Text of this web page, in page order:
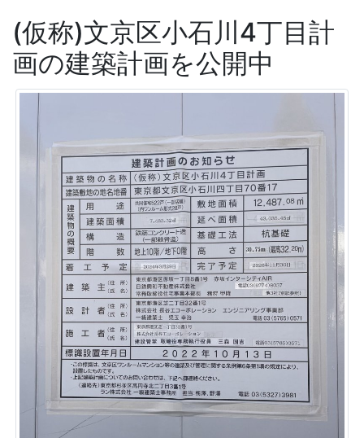
(仮称)文京区小石川4丁目計
画の建築計画を公開中